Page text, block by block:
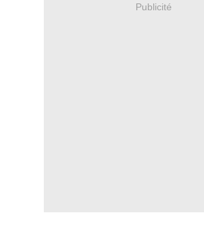
Publicité